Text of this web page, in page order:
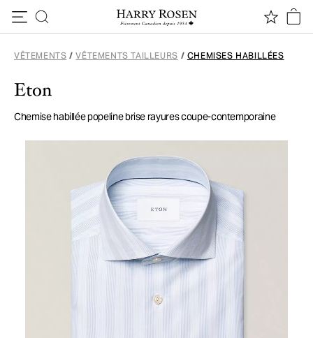
VÊTEMENTS / VÊTEMENTS TAILLEURS / CHEMISES HABILLÉES
Eton
Chemise habillée popeline brise rayures coupe-contemporaine